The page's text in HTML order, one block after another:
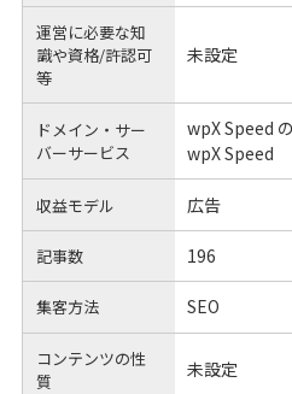
運営に必要な知
識や資格/許認可
等
未設定
ドメイン・サー
バーサービス
wpX Speed
wpX Speed
収益モデル 広告
記事数 196
集客方法 SEO
コンテンツの性
質
未設定